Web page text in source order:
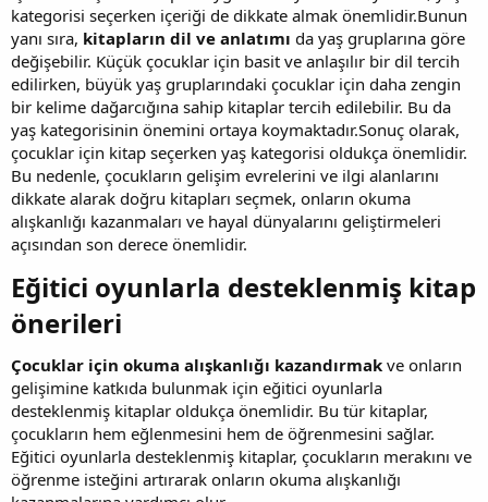
kategorisi seçerken içeriği de dikkate almak önemlidir.Bunun
yanı sıra, kitapların dil ve anlatımı da yaş gruplarına göre
değişebilir. Küçük çocuklar için basit ve anlaşılır bir dil tercih
edilirken, büyük yaş gruplarındaki çocuklar için daha zengin
bir kelime dağarcığına sahip kitaplar tercih edilebilir. Bu da
yaş kategorisinin önemini ortaya koymaktadır.Sonuç olarak,
çocuklar için kitap seçerken yaş kategorisi oldukça önemlidir.
Bu nedenle, çocukların gelişim evrelerini ve ilgi alanlarını
dikkate alarak doğru kitapları seçmek, onların okuma
alışkanlığı kazanmaları ve hayal dünyalarını geliştirmeleri
açısından son derece önemlidir.
Eğitici oyunlarla desteklenmiş kitap
önerileri​
Çocuklar için okuma alışkanlığı kazandırmak ve onların
gelişimine katkıda bulunmak için eğitici oyunlarla
desteklenmiş kitaplar oldukça önemlidir. Bu tür kitaplar,
çocukların hem eğlenmesini hem de öğrenmesini sağlar.
Eğitici oyunlarla desteklenmiş kitaplar, çocukların merakını ve
öğrenme isteğini artırarak onların okuma alışkanlığı